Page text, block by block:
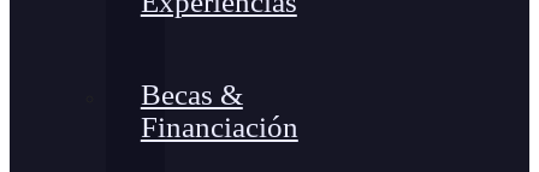
Becas &
Financiación